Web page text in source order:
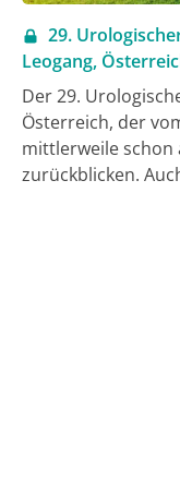
29.
Leogang,
Der 29.
Österreich, der
mittlerweile schon
zurückblicken.
therapeutische